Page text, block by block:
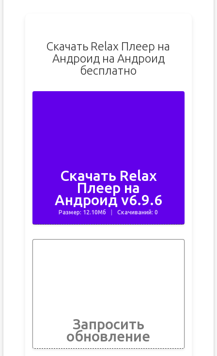
Скачать Relax Плеер на
Андроид на Андроид
бесплатно
Скачать Relax
Плеер на
Андроид v6.9.6
Размер: 12.10Мб Скачиваний: 0
Запросить
обновление